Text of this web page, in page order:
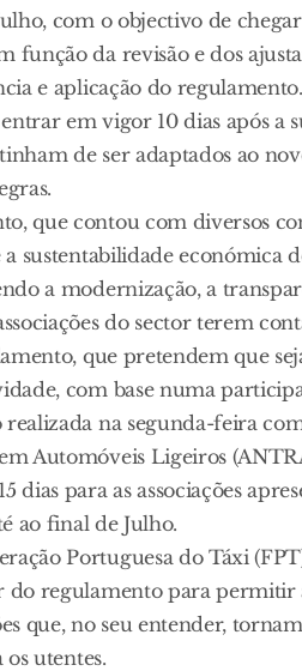
com o objectivo de
função da revisão e dos
e aplicação do regulamento.
em vigor 10 dias após a
de ser adaptados ao
que contou com diversos
sustentabilidade económica
a modernização, a
do sector terem
que pretendem que
com base numa
na segunda-feira
Automóveis Ligeiros
dias para as associações
ao final de Julho.
Portuguesa do Táxi
regulamento para permitir
que, no seu entender,
utentes.